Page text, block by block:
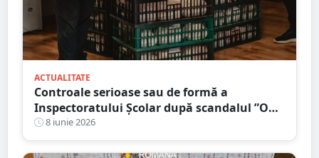
ACTUALITATE
Controale serioase sau de formă a
Inspectoratului Școlar după scandalul ”O
masă caldă” în județul Satu Mare?!
8 iunie 2026